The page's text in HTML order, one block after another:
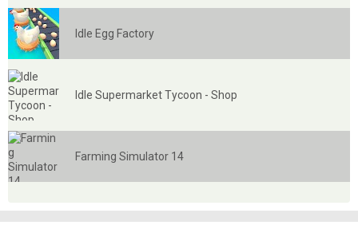
Idle Egg Factory
Idle Supermarket Tycoon - Shop
Farming Simulator 14